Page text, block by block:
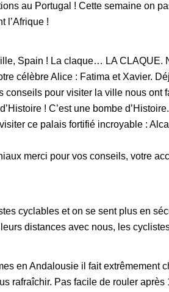
au Portugal ! Cette semaine on
l’Afrique !
Spain ! La claque… LA CLAQUE.
célèbre Alice : Fatima et Xavier.
conseils pour visiter la ville nous ont
! C’est une bombe
ce palais fortifié incroyable :
merci pour vos conseils, votre
cyclables et on se sent plus en
distances avec nous, les
en Andalousie il fait extrêmement
rafraîchir. Pas facile de rouler après